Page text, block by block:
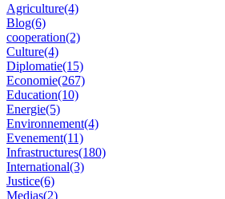
Agriculture(4)
Blog(6)
cooperation(2)
Culture(4)
Diplomatie(15)
Economie(267)
Education(10)
Energie(5)
Environnement(4)
Evenement(11)
Infrastructures(180)
International(3)
Justice(6)
Medias(2)